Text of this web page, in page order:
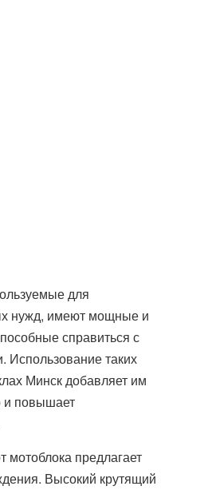
для
нужд, имеют мощные и
справиться с
Использование таких
Минск добавляет им
и повышает
мотоблока предлагает
Высокий крутящий